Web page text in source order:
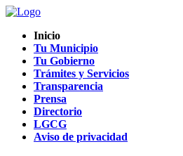
Inicio
Tu Municipio
Tu Gobierno
Trámites y Servicios
Transparencia
Prensa
Directorio
LGCG
Aviso de privacidad